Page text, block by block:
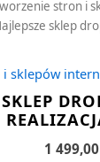
stron i
sklep
sklepów
1 499,00